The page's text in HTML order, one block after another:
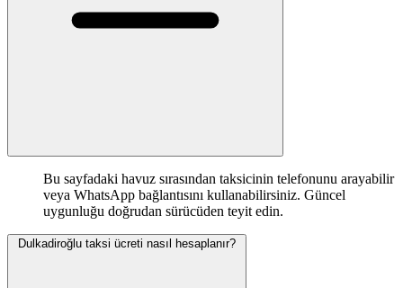
Bu sayfadaki havuz sırasından taksicinin telefonunu arayabilir
veya WhatsApp bağlantısını kullanabilirsiniz. Güncel
uygunluğu doğrudan sürücüden teyit edin.
Dulkadiroğlu taksi ücreti nasıl hesaplanır?